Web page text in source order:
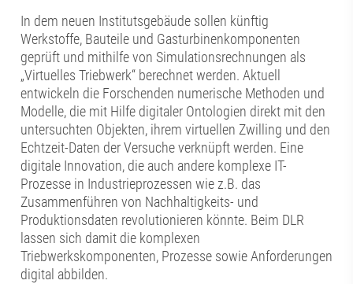
In dem neuen Institutsgebäude sollen künftig
Werkstoffe, Bauteile und Gasturbinenkomponenten
geprüft und mithilfe von Simulationsrechnungen als
„Virtuelles Triebwerk“ berechnet werden. Aktuell
entwickeln die Forschenden numerische Methoden und
Modelle, die mit Hilfe digitaler Ontologien direkt mit den
untersuchten Objekten, ihrem virtuellen Zwilling und den
Echtzeit-Daten der Versuche verknüpft werden. Eine
digitale Innovation, die auch andere komplexe IT-
Prozesse in Industrieprozessen wie z.B. das
Zusammenführen von Nachhaltigkeits- und
Produktionsdaten revolutionieren könnte. Beim DLR
lassen sich damit die komplexen
Triebwerkskomponenten, Prozesse sowie Anforderungen
digital abbilden.